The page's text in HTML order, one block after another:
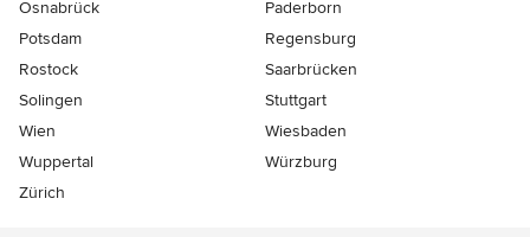
Osnabrück
Paderborn
Potsdam
Regensburg
Rostock
Saarbrücken
Solingen
Stuttgart
Wien
Wiesbaden
Wuppertal
Würzburg
Zürich